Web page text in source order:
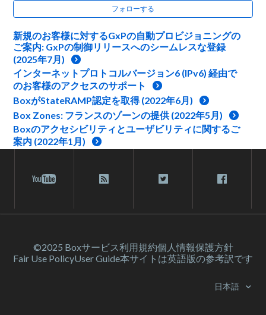
フォローする
新規のお客様に対するGxPの自動プロビジョニングの
ご案内: GxPの制御リリースへのシームレスな登録
(2025年7月)
インターネットプロトコルバージョン6 (IPv6) 経由で
のお客様のアクセスのサポート
BoxがStateRAMP認定を取得 (2022年6月)
Box Zones: フランスのゾーンの提供 (2022年5月)
Boxのアクセシビリティとユーザビリティに関するご
案内 (2022年1月)
©2025 Boxサービス利⽤規約個人情報保護方針
Fair Use PolicyUser Guide本サイトは英語版の参考訳です
日本語